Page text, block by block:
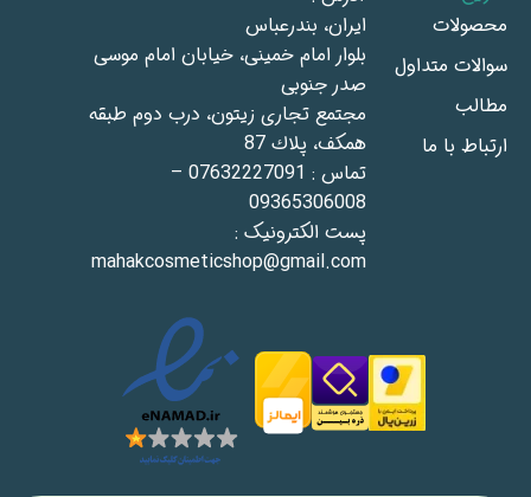
محصولات
سوالات متداول
مطالب
ارتباط با ما
ايران، بندرعباس
بلوار امام خمينى، خيابان امام موسى
صدر جنوبى
مجتمع تجاری زيتون، درب دوم طبقه
همكف، پلاك 87
تماس : 07632227091 –
09365306008
پست الکترونیک :
mahakcosmeticshop@gmail.com